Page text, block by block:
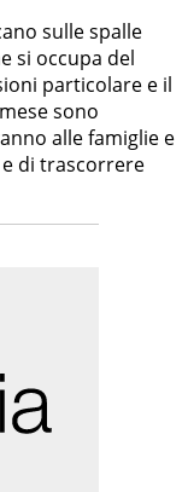
sulle spalle
si occupa del
particolare e il
sono
alle famiglie e
di trascorrere